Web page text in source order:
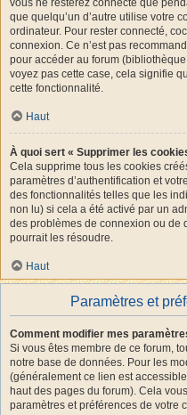
vous ne resterez connecté que
que quelqu’un d’autre utilise votre
ordinateur. Pour rester connecté,
connexion. Ce n’est pas
pour accéder au forum
voyez pas cette case, cela signifie
cette fonctionnalité.
Haut
À quoi sert « Supprimer les
Cela supprime tous les cookies
paramètres d’authentification et
des fonctionnalités telles que les
non lu) si cela a été activé par un
des problèmes de connexion ou de
pourrait les résoudre.
Haut
Paramètres et
Comment modifier mes
Si vous êtes membre de ce forum,
notre base de données. Pour les
(généralement ce lien est
haut des pages du forum). Cela
paramètres et préférences de votre